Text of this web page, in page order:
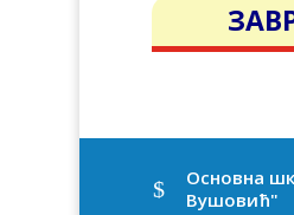
$
Oсновна
Вушовић"